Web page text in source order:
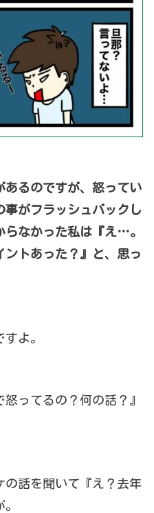
あるのですが、怒ってい
事がフラッシュバックし
らなかった私は『え…。
トあった？』と、思っ
よ。
怒ってるの？何の話？』
の話を聞いて『え？去年